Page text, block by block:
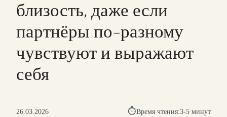
близость, даже если
партнёры по-разному
чувствуют и выражают
себя
26.03.2026 ⏱︎Время чтения:3-5 минут